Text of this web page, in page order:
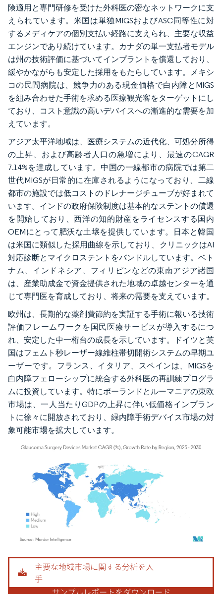
険適用と専門研修を受けた外科医の密なネットワークに支
えられています。米国は単独MIGSおよびASC同等性に対
するメディケアの個別支払い経路に支えられ、主要な収益
エンジンであり続けています。カナダの単一支払者モデル
は州の技術評価に基づいてインプラントを償還しており、
緩やかながらも安定した採用をもたらしています。メキシ
コの民間病院は、競争力のある現金価格で白内障とMIGS
を組み合わせた手術を求める医療観光客をターゲットにし
ており、コスト意識の高いデバイスへの漸進的な需要を加
えています。
アジア太平洋地域は、医療システムの近代化、可処分所得
の上昇、および高齢者人口の急増により、最速のCAGR
7.14%を達成しています。中国の一線都市の病院では第二
世代MIGSが日常的に在庫されるようになっており、二線
都市の施設では低コストのドレナージチューブが好まれて
います。インドの政府保険制度は基本的なステントの償還
を開始しており、西洋の知的財産をライセンスする国内
OEMにとって肥沃な土壌を提供しています。日本と韓国
は米国に類似した採用曲線を示しており、クリニックはAI
対応診断とマイクロステントをバンドルしています。ベト
ナム、インドネシア、フィリピンなどの東南アジア諸国
は、産業助成金で資金提供された地域の卓越センターを通
じて専門医を育成しており、将来の需要を支えています。
欧州は、長期的な薬剤費節約を実証する手術に報いる技術
評価フレームワークを国民医療サービスが導入するにつ
れ、安定した中一桁台の成長を示しています。ドイツと英
国はフェムト秒レーザー線維柱帯切開術システムの早期ユ
ーザーです。フランス、イタリア、スペインは、MIGSを
白内障フェローシップに統合する外科医の再訓練プログラ
ムに投資しています。特にポーランドとルーマニアの東欧
市場は、一人当たりGDPの上昇に伴い低価格インプラン
トに徐々に開放されており、緑内障手術デバイス市場の対
象可能市場を拡大しています。
画像 © Mordor Intelligence。再利用にはCC BY 4.0の表示が必要です。